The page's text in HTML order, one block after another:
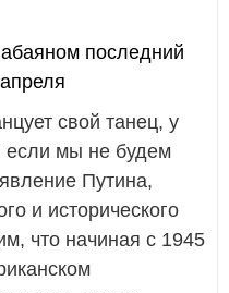
последний
свой танец, у
если мы не будем
Путина,
и исторического
что начиная с 1945